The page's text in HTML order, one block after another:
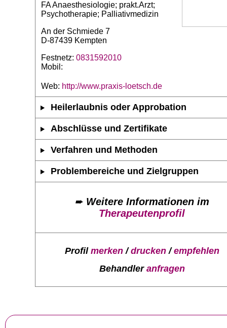
FA Anaesthesiologie; prakt.Arzt;
Psychotherapie; Palliativmedizin
An der Schmiede 7
D-87439 Kempten
Festnetz: 0831592010
Mobil:
Web: http://www.praxis-loetsch.de
Heilerlaubnis oder Approbation
Abschlüsse und Zertifikate
Verfahren und Methoden
Problembereiche und Zielgruppen
➨ Weitere Informationen im
Therapeutenprofil
Profil merken/drucken/empfehlen
Behandler anfragen